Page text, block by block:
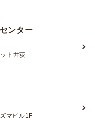
ンター
ト井荻
マビル1F